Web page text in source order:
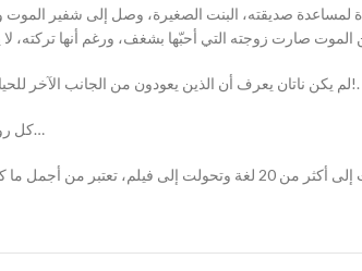
لم يكن ناتان يعرف أن الذين يعودون من الجانب الآخر!.
كل رواية لغيوم ميسّو حَدَث، ينتظره ملايين القراء في كل أنحاء العالم، وهذه أوّل مرة تترجم رواية له إلى العربية…